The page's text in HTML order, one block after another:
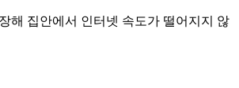
해 집안에서 인터넷 속도가 떨어지지 않